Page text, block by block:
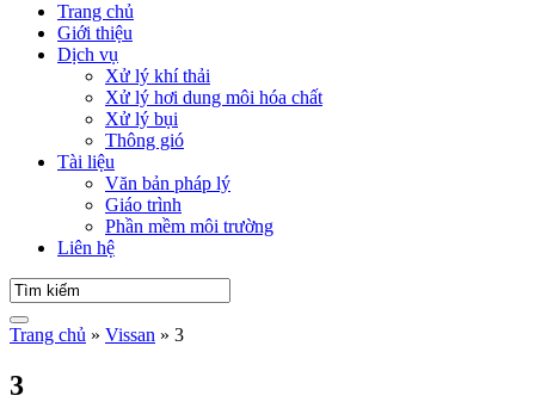
Trang chủ
Giới thiệu
Dịch vụ
Xử lý khí thải
Xử lý hơi dung môi hóa chất
Xử lý bụi
Thông gió
Tài liệu
Văn bản pháp lý
Giáo trình
Phần mềm môi trường
Liên hệ
Trang chủ » Vissan » 3
3